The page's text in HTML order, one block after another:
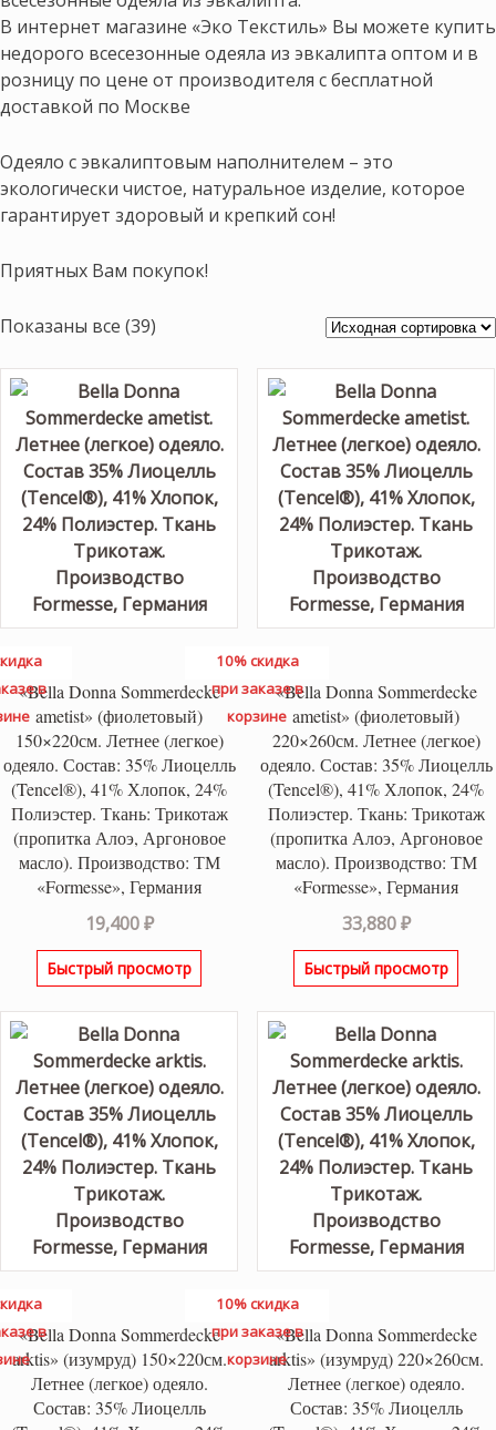
В интернет магазине «Эко Текстиль» Вы можете купить
недорого всесезонные одеяла из эвкалипта оптом и в
розницу по цене от производителя с бесплатной
доставкой по Москве
Одеяло с эвкалиптовым наполнителем – это
экологически чистое, натуральное изделие, которое
гарантирует здоровый и крепкий сон!
Приятных Вам покупок!
Показаны все (39)
в
«Bella Donna Sommerdecke
ametist» (фиолетовый)
150×220см. Летнее (легкое)
одеяло. Состав: 35% Лиоцелль
(Tencel®), 41% Хлопок, 24%
Полиэстер. Ткань: Трикотаж
(пропитка Алоэ, Аргоновое
масло). Производство: ТМ
«Formesse», Германия
19,400₽
Быстрый просмотр
10% скидка
при заказе в
корзине
«Bella Donna Sommerdecke
ametist» (фиолетовый)
220×260см. Летнее (легкое)
одеяло. Состав: 35% Лиоцелль
(Tencel®), 41% Хлопок, 24%
Полиэстер. Ткань: Трикотаж
(пропитка Алоэ, Аргоновое
масло). Производство: ТМ
«Formesse», Германия
33,880₽
Быстрый просмотр
в
«Bella Donna Sommerdecke
arktis» (изумруд) 150×220см.
Летнее (легкое) одеяло.
Состав: 35% Лиоцелль
10% скидка
при заказе в
корзине
«Bella Donna Sommerdecke
arktis» (изумруд) 220×260см.
Летнее (легкое) одеяло.
Состав: 35% Лиоцелль